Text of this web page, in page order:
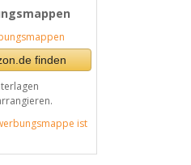
finden
ist